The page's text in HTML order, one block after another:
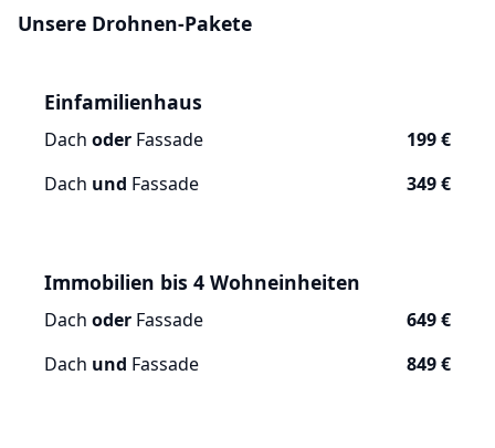
Unsere Drohnen-Pakete
Einfamilienhaus
Dach oder Fassade
199 €
Dach und Fassade 349 €
Immobilien bis 4 Wohneinheiten
Dach oder Fassade
649 €
Dach und Fassade 849 €